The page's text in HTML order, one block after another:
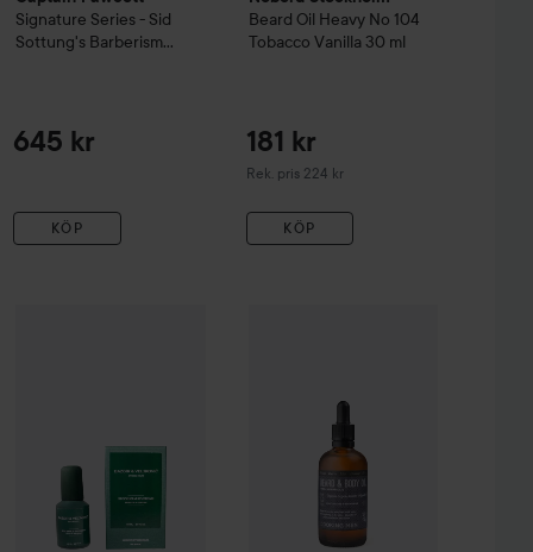
Signature Series - Sid
Sottung's Barberism
645 kr
KÖP
Beard Oil Heavy No 104
Tobacco Vanilla 30 ml
181 kr
Rek. pris 224 kr
Rekommenderat pris 224 kr
KÖP